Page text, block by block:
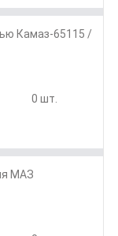
Камаз-65115 /
0 шт.
МАЗ